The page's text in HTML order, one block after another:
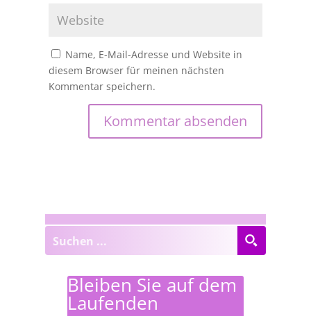
Name, E-Mail-Adresse und Website in
diesem Browser für meinen nächsten
Kommentar speichern.
Bleiben Sie auf dem
Laufenden